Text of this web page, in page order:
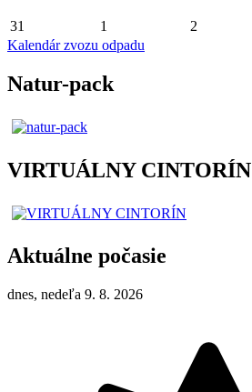
31 1 2
Kalendár zvozu odpadu
Natur-pack
VIRTUÁLNY CINTORÍN
Aktuálne počasie
dnes, nedeľa 9. 8. 2026